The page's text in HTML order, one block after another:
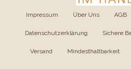
Impressum Über Uns AGB
Datenschutzerklärung Sichere
Versand Mindesthaltbarkeit